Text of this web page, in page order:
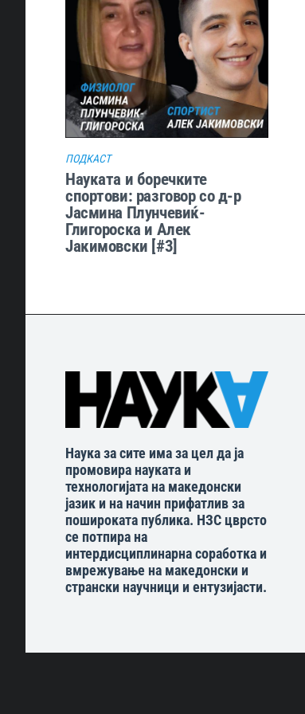
ПОДКАСТ
Науката и боречките
спортови: разговор со д-р
Јасмина Плунчевиќ-
Глигороска и Алек
Јакимовски [#3]
Наука за сите има за цел да ја
промовира науката и
технологијата на македонски
јазик и на начин прифатлив за
пошироката публика. НЗС цврсто
се потпира на
интердисциплинарна соработка и
вмрежување на македонски и
странски научници и ентузијасти.